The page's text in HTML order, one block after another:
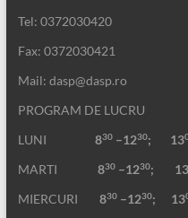
Tel: 0372030420
Fax: 0372030421
Mail: dasp@dasp.ro
PROGRAM DE LUCRU
LUNI
830–1230; 13
MARTI 830–1230; 13
MIERCURI 830–1230; 13